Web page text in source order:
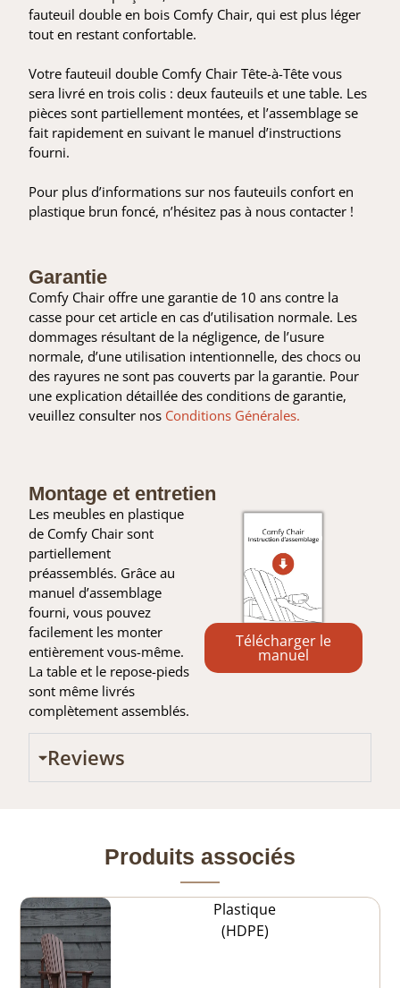
fauteuil double en bois Comfy Chair, qui est plus léger
tout en restant confortable.
Votre fauteuil double Comfy Chair Tête-à-Tête vous
sera livré en trois colis : deux fauteuils et une table. Les
pièces sont partiellement montées, et l’assemblage se
fait rapidement en suivant le manuel d’instructions
fourni.
Pour plus d’informations sur nos fauteuils confort en
plastique brun foncé, n’hésitez pas à nous contacter !
Garantie
Comfy Chair offre une garantie de 10 ans contre la
casse pour cet article en cas d’utilisation normale. Les
dommages résultant de la négligence, de l’usure
normale, d’une utilisation intentionnelle, des chocs ou
des rayures ne sont pas couverts par la garantie. Pour
une explication détaillée des conditions de garantie,
veuillez consulter nos Conditions Générales.
Montage et entretien
Les meubles en plastique
de Comfy Chair sont
partiellement
préassemblés. Grâce au
manuel d’assemblage
fourni, vous pouvez
facilement les monter
entièrement vous-même.
La table et le repose-pieds
sont même livrés
complètement assemblés.
Télécharger le
manuel
Reviews
Produits associés
Plastique
(HDPE)